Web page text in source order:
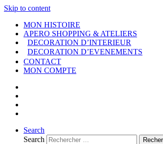
Skip to content
MON HISTOIRE
APERO SHOPPING & ATELIERS
DECORATION D’INTERIEUR
DECORATION D’EVENEMENTS
CONTACT
MON COMPTE
Search
Search